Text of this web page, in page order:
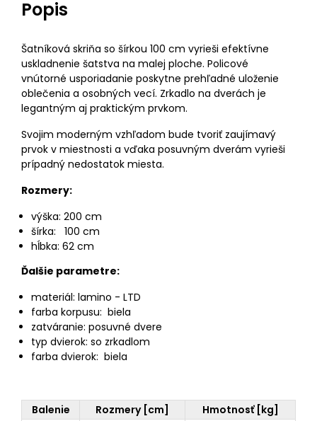
Popis
Šatníková skriňa so šírkou 100 cm vyrieši efektívne
uskladnenie šatstva na malej ploche. Policové
vnútorné usporiadanie poskytne prehľadné uloženie
oblečenia a osobných vecí. Zrkadlo na dverách je
legantným aj praktickým prvkom.
Svojim moderným vzhľadom bude tvoriť zaujímavý
prvok v miestnosti a vďaka posuvným dverám vyrieši
prípadný nedostatok miesta.
Rozmery:
výška: 200 cm
šírka: 100 cm
hĺbka: 62 cm
Ďalšie parametre:
materiál: lamino - LTD
farba korpusu: biela
zatváranie: posuvné dvere
typ dvierok: so zrkadlom
farba dvierok: biela
Balenie Rozmery [cm]
Hmotnosť [kg]